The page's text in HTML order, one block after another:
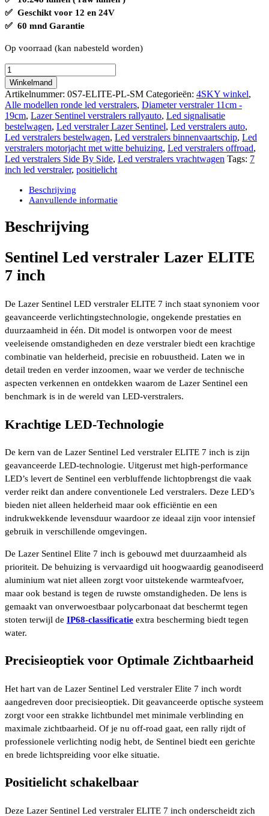
✅ Geschikt voor 12 en 24V
✅ 60 mnd Garantie
Op voorraad (kan nabesteld worden)
Sentinel
Led
verstraler
ELITE
7
inch
Lazer
met
positielicht
in
wit
amber
watt
aantal
Winkelmand
Artikelnummer: 0S7-ELITE-PL-SM Categorieën: 4SKY winkel,
Alle modellen ronde led verstralers, Diameter verstraler 11cm -
19cm, Lazer Sentinel verstralers rallyauto, Led signalisatie
bestelwagen, Led verstraler Lazer Sentinel, Led verstralers auto,
Led verstralers bestelwagen, Led verstralers binnenvaartschip, Led
verstralers motorjacht met witte behuizing, Led verstralers offroad,
Led verstralers Side By Side, Led verstralers vrachtwagen Tags: 7
inch led verstraler, positielicht
Beschrijving
Aanvullende informatie
Beschrijving
Sentinel Led verstraler Lazer ELITE
7 inch
De Lazer Sentinel LED verstraler ELITE 7 inch staat synoniem voor
geavanceerde verlichtingstechnologie, ongekende prestaties en
duurzaamheid in één. Dit model is ontworpen voor de meest
veeleisende omstandigheden en deze verstraler biedt een krachtige
combinatie van helderheid, precisie en robuustheid. Laten we in
detail treden en verder inzoomen, waar we verder de technische
aspecten verkennen en ontdekken waarom de Lazer Sentinel een
benchmark is in de wereld van LED-verstralers.
Krachtige LED-Technologie
De kern van de Lazer Sentinel Led verstraler ELITE 7 inch is zijn
geavanceerde LED-technologie. Uitgerust met high-performance
LED’s levert de Sentinel een verbluffende lichtopbrengst die vaak
verder reikt dan andere conventionele Led verstralers. Deze LED’s
bieden niet alleen helderheid maar ook efficiëntie en een
indrukwekkende levensduur waardoor ze ideaal zijn voor intensief
gebruik in verschillende omgevingen.
De Lazer Sentinel Elite 7 inch is gebouwd met duurzaamheid als
prioriteit. De behuizing is vervaardigd uit hoogwaardig geanodiseerd
aluminium wat niet alleen zorgt voor uitstekende warmteafvoer,
maar ook bestand is tegen de ruwste omstandigheden. De lens is
gemaakt van onverwoestbaar polycarbonaat dat beschermt tegen
stoten terwijl de IP68-classificatie extra bescherming biedt tegen
water.
Precisieoptiek voor Optimale Zichtbaarheid
Het hart van de Lazer Sentinel Led verstraler Elite 7 inch wordt
aangedreven door precisieoptiek. Dit geavanceerde optische systeem
zorgt voor een strakke lichtbundel met minimale verblinding en
maximale zichtbaarheid. Of je nu off-road gaat, een rally rijdt of
professionele verlichting nodig hebt, de Sentinel biedt een gerichte
en brede lichtspreiding voor elke situatie.
Positielicht schakelbaar
Deze Lazer Sentinel Led verstraler ELITE 7 inch onderscheidt zich